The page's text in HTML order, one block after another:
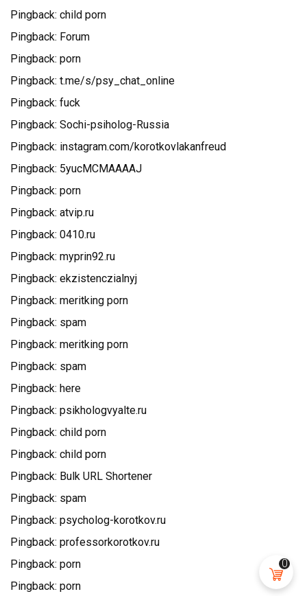
Pingback: child porn
Pingback: Forum
Pingback: porn
Pingback: t.me/s/psy_chat_online
Pingback: fuck
Pingback: Sochi-psiholog-Russia
Pingback: instagram.com/korotkovlakanfreud
Pingback: 5yucMCMAAAAJ
Pingback: porn
Pingback: atvip.ru
Pingback: 0410.ru
Pingback: myprin92.ru
Pingback: ekzistenczialnyj
Pingback: meritking porn
Pingback: spam
Pingback: meritking porn
Pingback: spam
Pingback: here
Pingback: psikhologvyalte.ru
Pingback: child porn
Pingback: child porn
Pingback: Bulk URL Shortener
Pingback: spam
Pingback: psycholog-korotkov.ru
Pingback: professorkorotkov.ru
Pingback: porn
Pingback: porn
0